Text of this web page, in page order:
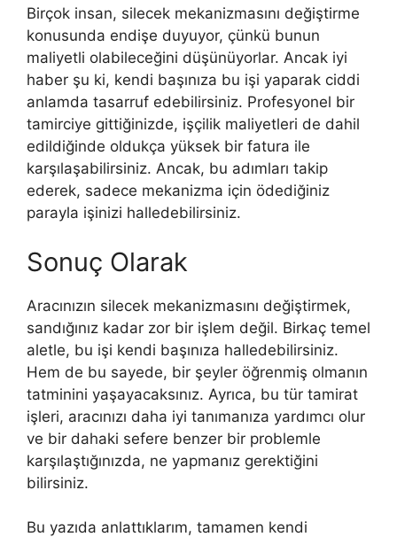
Birçok insan, silecek mekanizmasını değiştirme
konusunda endişe duyuyor, çünkü bunun
maliyetli olabileceğini düşünüyorlar. Ancak iyi
haber şu ki, kendi başınıza bu işi yaparak ciddi
anlamda tasarruf edebilirsiniz. Profesyonel bir
tamirciye gittiğinizde, işçilik maliyetleri de dahil
edildiğinde oldukça yüksek bir fatura ile
karşılaşabilirsiniz. Ancak, bu adımları takip
ederek, sadece mekanizma için ödediğiniz
parayla işinizi halledebilirsiniz.
Sonuç Olarak
Aracınızın silecek mekanizmasını değiştirmek,
sandığınız kadar zor bir işlem değil. Birkaç temel
aletle, bu işi kendi başınıza halledebilirsiniz.
Hem de bu sayede, bir şeyler öğrenmiş olmanın
tatminini yaşayacaksınız. Ayrıca, bu tür tamirat
işleri, aracınızı daha iyi tanımanıza yardımcı olur
ve bir dahaki sefere benzer bir problemle
karşılaştığınızda, ne yapmanız gerektiğini
bilirsiniz.
Bu yazıda anlattıklarım, tamamen kendi